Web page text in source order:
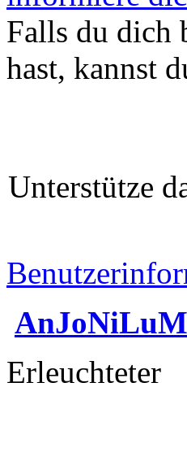
Falls du dich
hast, kannst
Unterstütze
Erleuchteter